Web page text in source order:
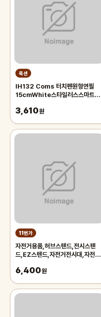
옥션
IH132 Coms 터치펜원형연필
15cmWhite스타일러스스마트폰
3,610원
11번가
자전거용품,허브스텐드,전시스텐
드,EZ스텐드,자전거전시대,자전거
6,400원